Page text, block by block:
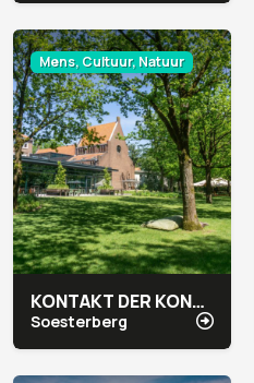
Mens, Cultuur, Natuur
KONTAKT DER KONTINENTEN
Soesterberg